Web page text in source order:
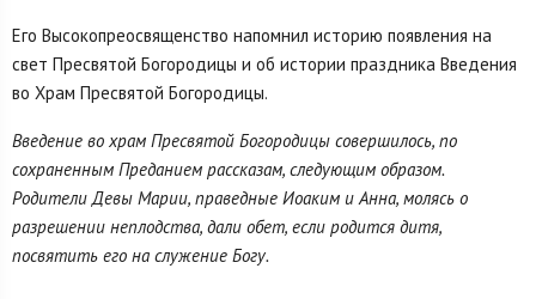
Его Высокопреосвященство напомнил историю появления на
свет Пресвятой Богородицы и об истории праздника Введения
во Храм Пресвятой Богородицы.
Введение во храм Пресвятой Богородицы совершилось, по
сохраненным Преданием рассказам, следующим образом.
Родители Девы Марии, праведные Иоаким и Анна, молясь о
разрешении неплодства, дали обет, если родится дитя,
посвятить его на служение Богу.